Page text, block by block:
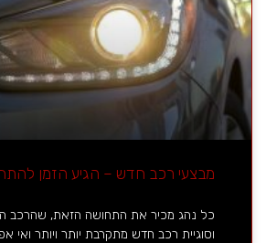
מבצעי רכב חדש – הגיע הזמן
כל נהג מכיר את התחושה הזאת, שהרכב
וסוגיית רכב חדש מתקרבת יותר ויותר